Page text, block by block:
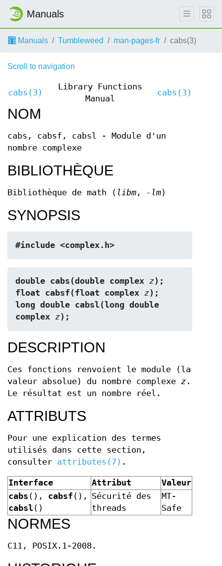
Manuals
Manuals Tumbleweed man-pages-fr cabs(3)
Scroll to navigation
cabs(3)
Library Functions
Manual
cabs(3)
NOM
cabs, cabsf, cabsl - Module d'un
nombre complexe
BIBLIOTHÈQUE
Bibliothèque de math ( libm , -lm)
SYNOPSIS
#include <complex.h>
double cabs(double complex z);
float cabsf(float complex z);
long double cabsl(long double
complex z);
DESCRIPTION
Ces fonctions renvoient le module (la
valeur absolue) du nombre complexe z .
Le résultat est un nombre réel.
ATTRIBUTS
Pour une explication des termes
utilisés dans cette section,
consulter attributes(7) .
Interface Attribut
Valeur
cabs (), cabsf (),
cabsl ()
Sécurité des
threads
MT-
Safe
NORMES
C11, POSIX.1-2008.